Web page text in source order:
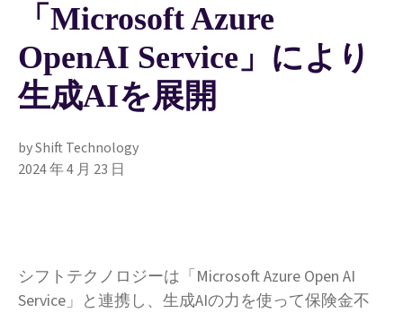
「Microsoft Azure
OpenAI Service」により
生成AIを展開
by Shift Technology
2024 年 4 月 23 日
シフトテクノロジーは「Microsoft Azure Open AI
Service」と連携し、生成AIの力を使って保険金不